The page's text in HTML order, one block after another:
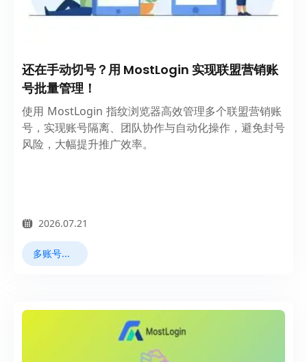
还在手动切号？用 MostLogin 实现联盟营销账
号批量管理！
使用 MostLogin 指纹浏览器高效管理多个联盟营销账
号，实现账号隔离、团队协作与自动化操作，避免封号
风险，大幅提升推广效率。
2026.07.21
多账号管理